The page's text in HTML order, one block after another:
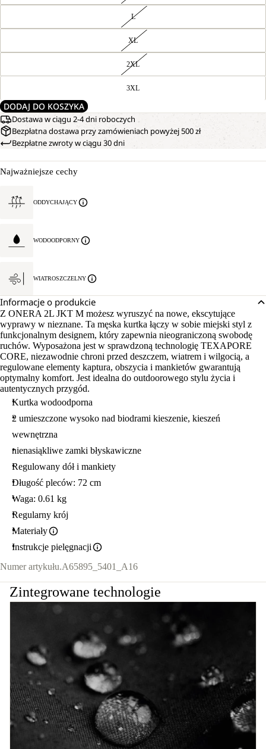
L
XL
2XL
3XL
DODAJ DO KOSZYKA
Dostawa w ciągu 2-4 dni roboczych
Bezpłatna dostawa przy zamówieniach powyżej 500 zł
Bezpłatne zwroty w ciągu 30 dni
Najważniejsze cechy
ODDYCHAJĄCY
WODOODPORNY
WIATROSZCZELNY
Informacje o produkcie
Z ONERA 2L JKT M możesz wyruszyć na nowe, ekscytujące
wyprawy w nieznane. Ta męska kurtka łączy w sobie miejski styl z
funkcjonalnym designem, który zapewnia nieograniczoną swobodę
ruchów. Wyposażona jest w sprawdzoną technologię TEXAPORE
CORE, niezawodnie chroni przed deszczem, wiatrem i wilgocią, a
regulowane elementy kaptura, obszycia i mankietów gwarantują
optymalny komfort. Jest idealna do outdoorowego stylu życia i
autentycznych przygód.
Kurtka wodoodporna
2 umieszczone wysoko nad biodrami kieszenie, kieszeń
wewnętrzna
nienasiąkliwe zamki błyskawiczne
Regulowany dół i mankiety
Długość pleców: 72 cm
Waga: 0.61 kg
Regularny krój
Materiały
Instrukcje pielęgnacji
Numer artykułu.A65895_5401_A16
Zintegrowane technologie